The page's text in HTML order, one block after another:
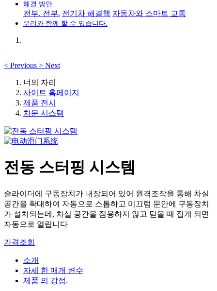
해결 방안
전부. 전부. 전기차 해결책 자동차와 스마트 교통
우리와 함께 할 수 있습니다.
< Previous > Next
너의 자리
사이트 홈페이지
제품 전시
차문 시스템
전동 스터핑 시스템
슬라이더에 구동장치가 내장되어 있어 원격조작을 통해 차실
공간을 확대하여 자동으로 스톱하고 미끄럼 문안에 구동장치
가 설치되는데, 차실 공간을 점용하지 않고 닫을 때 집게 되면
자동으로 열립니다
가격조회
소개
자세 한 매개 변수
제품 의 강점.